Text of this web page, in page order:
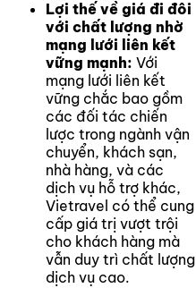
Lợi thế về giá đi đôi
với chất lượng nhờ
mạng lưới liên kết
vững mạnh: Với
mạng lưới liên kết
vững chắc bao gồm
các đối tác chiến
lược trong ngành vận
chuyển, khách sạn,
nhà hàng, và các
dịch vụ hỗ trợ khác,
Vietravel có thể cung
cấp giá trị vượt trội
cho khách hàng mà
vẫn duy trì chất lượng
dịch vụ cao.